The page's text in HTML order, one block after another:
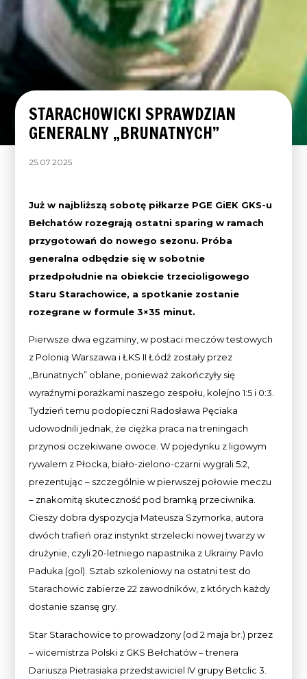
STARACHOWICKI SPRAWDZIAN
GENERALNY „BRUNATNYCH”
25.07.2025
Już w najbliższą sobotę piłkarze PGE GiEK GKS-u
Bełchatów rozegrają ostatni sparing w ramach
przygotowań do nowego sezonu. Próba
generalna odbędzie się w sobotnie
przedpołudnie na obiekcie trzecioligowego
Staru Starachowice, a spotkanie zostanie
rozegrane w formule 3×35 minut.
Pierwsze dwa egzaminy, w postaci meczów testowych
z Polonią Warszawa i ŁKS II Łódź zostały przez
„Brunatnych” oblane, ponieważ zakończyły się
wyraźnymi porażkami naszego zespołu, kolejno 1:5 i 0:3.
Tydzień temu podopieczni Radosława Pęciaka
udowodnili jednak, że ciężka praca na treningach
przynosi oczekiwane owoce. W pojedynku z ligowym
rywalem z Płocka, biało-zielono-czarni wygrali 5:2,
prezentując – szczególnie w pierwszej połowie meczu
– znakomitą skuteczność pod bramką przeciwnika.
Cieszy dobra dyspozycja Mateusza Szymorka, autora
dwóch trafień oraz instynkt strzelecki nowej twarzy w
drużynie, czyli 20-letniego napastnika z Ukrainy Pavlo
Paduka (gol). Sztab szkoleniowy na ostatni test do
Starachowic zabierze 22 zawodników, z których każdy
dostanie szansę gry.
Star Starachowice to prowadzony (od 2 maja br.) przez
– wicemistrza Polski z GKS Bełchatów – trenera
Dariusza Pietrasiaka przedstawiciel IV grupy Betclic 3.